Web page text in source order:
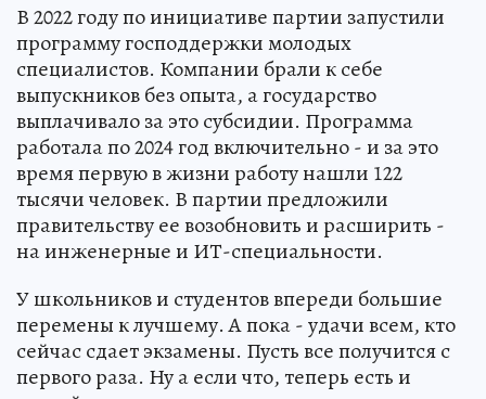
В 2022 году по инициативе партии запустили
программу господдержки молодых
специалистов. Компании брали к себе
выпускников без опыта, а государство
выплачивало за это субсидии. Программа
работала по 2024 год включительно - и за это
время первую в жизни работу нашли 122
тысячи человек. В партии предложили
правительству ее возобновить и расширить -
на инженерные и ИТ-специальности.
У школьников и студентов впереди большие
перемены к лучшему. А пока - удачи всем, кто
сейчас сдает экзамены. Пусть все получится с
первого раза. Ну а если что, теперь есть и